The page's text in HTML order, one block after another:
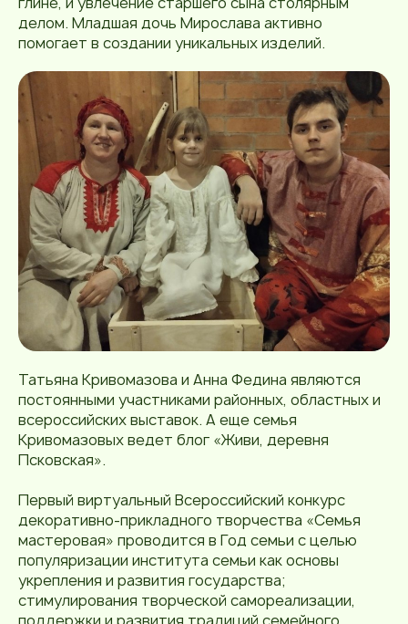
делом. Младшая дочь Мирослава активно
помогает в создании уникальных изделий.
Татьяна Кривомазова и Анна Федина являются
постоянными участниками районных, областных и
всероссийских выставок. А еще семья
Кривомазовых ведет блог «Живи, деревня
Псковская».
Первый виртуальный Всероссийский конкурс
декоративно-прикладного творчества «Семья
мастеровая» проводится в Год семьи с целью
популяризации института семьи как основы
укрепления и развития государства;
стимулирования творческой самореализации,